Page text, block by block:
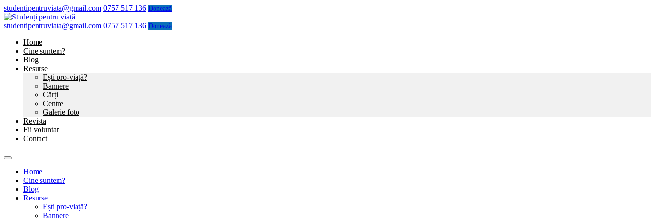
studentipentruviata@gmail.com 0757 517 136 Donează
studentipentruviata@gmail.com 0757 517 136 Donează
Home
Cine suntem?
Blog
Resurse
Ești pro-viață?
Bannere
Cărți
Centre
Galerie foto
Revista
Fii voluntar
Contact
Home
Cine suntem?
Blog
Resurse
Ești pro-viață?
Bannere